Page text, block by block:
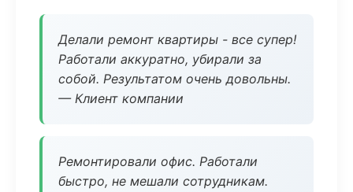
Делали ремонт квартиры - все супер!
Работали аккуратно, убирали за
собой. Результатом очень довольны.
— Клиент компании
Ремонтировали офис. Работали
быстро, не мешали сотрудникам.